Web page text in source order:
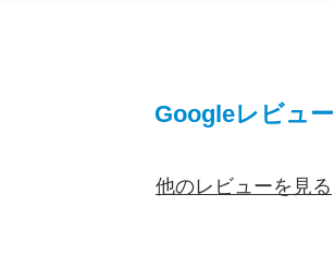
Googleレビュー
他のレビューを見る